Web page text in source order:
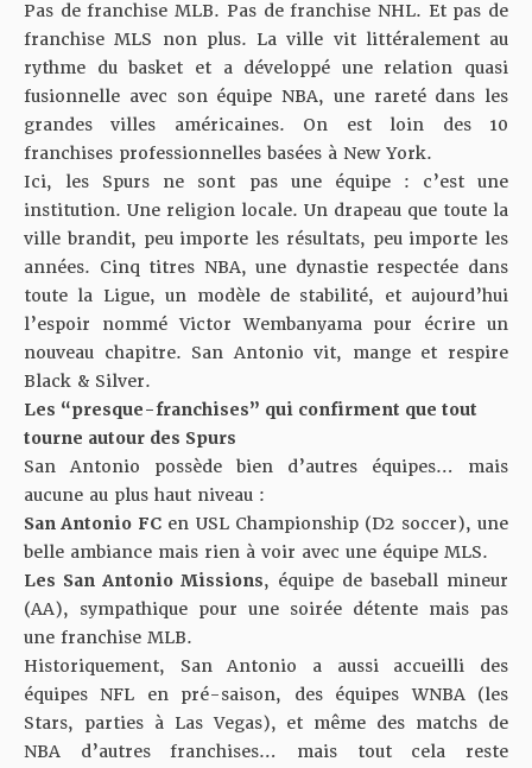
Pas de franchise MLB. Pas de franchise NHL. Et pas de
franchise MLS non plus. La ville vit littéralement au
rythme du basket et a développé une relation quasi
fusionnelle avec son équipe NBA, une rareté dans les
grandes villes américaines. On est loin des 10
franchises professionnelles basées à New York.
Ici, les Spurs ne sont pas une équipe : c’est une
institution. Une religion locale. Un drapeau que toute la
ville brandit, peu importe les résultats, peu importe les
années. Cinq titres NBA, une dynastie respectée dans
toute la Ligue, un modèle de stabilité, et aujourd’hui
l’espoir nommé Victor Wembanyama pour écrire un
nouveau chapitre. San Antonio vit, mange et respire
Black & Silver.
Les “presque-franchises” qui confirment que tout
tourne autour des Spurs
San Antonio possède bien d’autres équipes… mais
aucune au plus haut niveau :
San Antonio FCen USL Championship (D2 soccer), une
belle ambiance mais rien à voir avec une équipe MLS.
Les San Antonio Missions, équipe de baseball mineur
(AA), sympathique pour une soirée détente mais pas
une franchise MLB.
Historiquement, San Antonio a aussi accueilli des
équipes NFL en pré-saison, des équipes WNBA (les
Stars, parties à Las Vegas), et même des matchs de
NBA d’autres franchises… mais tout cela reste